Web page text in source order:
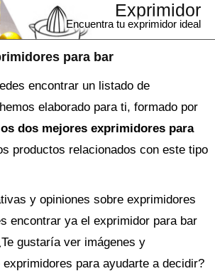
para bar
Exprimidor
Encuentra tu exprimidor ideal
encontrar un listado de
elaborado para ti, formado por
dos mejores exprimidores para
productos relacionados con este tipo
y opiniones sobre exprimidores
encontrar ya el exprimidor para bar
gustaría ver imágenes y
para ayudarte a decidir?